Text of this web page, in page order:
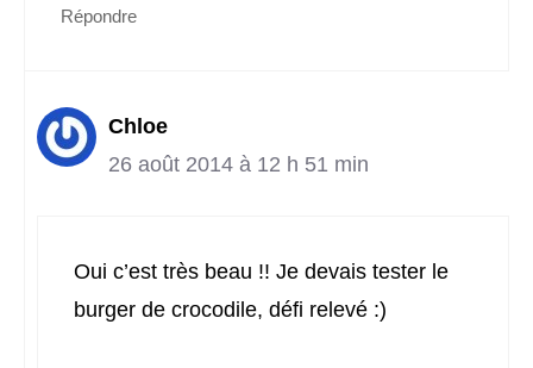
Répondre
Chloe
26 août 2014 à 12 h 51 min
Oui c’est très beau !! Je devais tester le
burger de crocodile, défi relevé :)